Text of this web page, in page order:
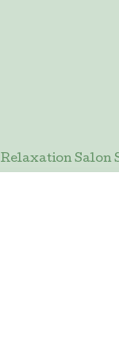
Relaxation Salon